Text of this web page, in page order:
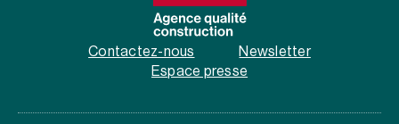
Contactez-nous
Newsletter
Espace presse